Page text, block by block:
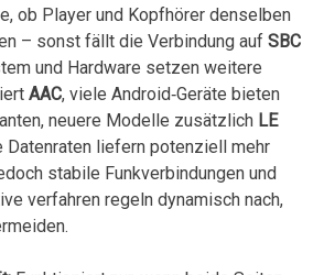
ob Player und⁣ Kopfhörer denselben
– sonst fällt die Verbindung auf SBC
und Hardware setzen ⁣weitere
AAC, viele Android‑Geräte bieten
⁤neuere​ Modelle zusätzlich LE
Datenraten liefern potenziell mehr
stabile Funkverbindungen und
verfahren regeln dynamisch ⁣nach,